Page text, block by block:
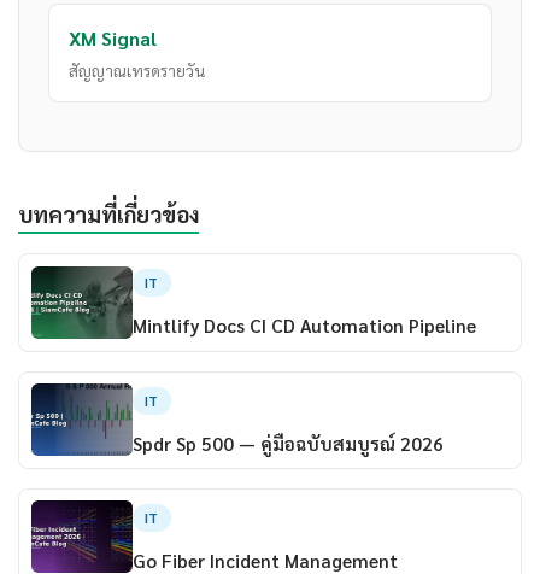
XM Signal
สัญญาณเทรดรายวัน
บทความที่เกี่ยวข้อง
IT
Mintlify Docs CI CD Automation Pipeline
IT
Spdr Sp 500 — คู่มือฉบับสมบูรณ์ 2026
IT
Go Fiber Incident Management